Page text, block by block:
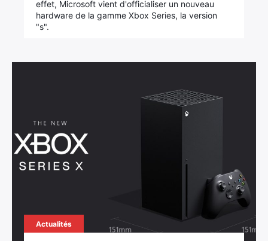
effet, Microsoft vient d'officialiser un nouveau
hardware de la gamme Xbox Series, la version
"s".
Actualités